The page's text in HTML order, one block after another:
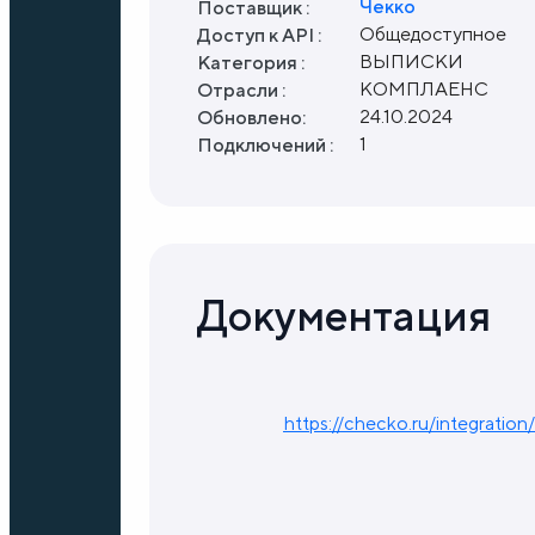
Поставщик :
Чекко
Доступ к API :
Общедоступное
Категория :
ВЫПИСКИ
Отрасли :
КОМПЛАЕНС
Обновлено:
24.10.2024
Подключений :
1
Документация
https://checko.ru/